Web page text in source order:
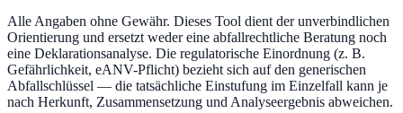
Alle Angaben ohne Gewähr. Dieses Tool dient der unverbindlichen
Orientierung und ersetzt weder eine abfallrechtliche Beratung noch
eine Deklarationsanalyse. Die regulatorische Einordnung (z. B.
Gefährlichkeit, eANV-Pflicht) bezieht sich auf den generischen
Abfallschlüssel — die tatsächliche Einstufung im Einzelfall kann je
nach Herkunft, Zusammensetzung und Analyseergebnis abweichen.